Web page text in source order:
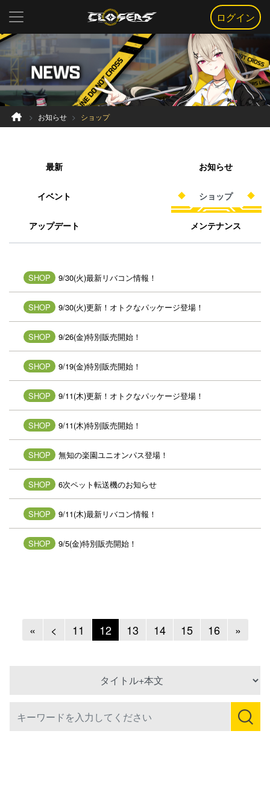
ログイン
お知らせ ショップ
最新 お知らせ
イベント ショップ
アップデート メンテナンス
SHOP 9/30(火)最新リバコン情報！
SHOP 9/30(火)更新！オトクなパッケージ登場！
SHOP 9/26(金)特別販売開始！
SHOP 9/19(金)特別販売開始！
SHOP 9/11(木)更新！オトクなパッケージ登場！
SHOP 9/11(木)特別販売開始！
SHOP 無知の楽園ユニオンパス登場！
SHOP 6次ペット転送機のお知らせ
SHOP 9/11(木)最新リバコン情報！
SHOP 9/5(金)特別販売開始！
«Previous
< Previous
11 12 13 14 15 16 »